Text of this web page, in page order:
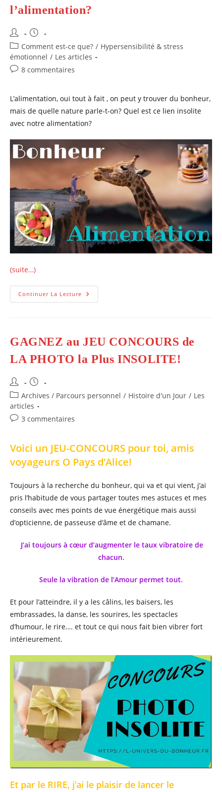
Maux?
l’alimentation?
Auteur/autrice
de
la
publication :
Publication
publiée :
Post
category:
Comment est-ce que? / Hypersensibilité & stress
émotionnel / Les articles
Commentaires
publication :
8 commentaires
L’alimentation, oui tout à fait , on peut y trouver du bonheur,
mais de quelle nature parle-t-on? Quel est ce lien insolite
avec notre alimentation?
(suite…)
Continuer La Lecture Comment
Trouver
GAGNEZ au JEU CONCOURS de
LA PHOTO la Plus INSOLITE!
Auteur/autrice
de
la
publication :
Publication
publiée :
Post
category:
Archives / Parcours personnel / Histoire d'un Jour / Les
articles
Commentaires
publication :
3 commentaires
Voici un JEU-CONCOURS pour toi, amis
voyageurs O Pays d’Alice!
Toujours à la recherche du bonheur, qui va et qui vient, j’ai
pris l’habitude de vous partager toutes mes astuces et mes
conseils avec mes points de vue énergétique mais aussi
d’opticienne, de passeuse d’âme et de chamane.
J’ai toujours à cœur d’augmenter le taux vibratoire de
chacun.
Seule la vibration de l’Amour permet tout.
Et pour l’atteindre, il y a les câlins, les baisers, les
embrassades, la danse, les sourires, les spectacles
d’humour, le rire…. et tout ce qui nous fait bien vibrer fort
intérieurement.
Et par le RIRE, j’ai le plaisir de lancer le